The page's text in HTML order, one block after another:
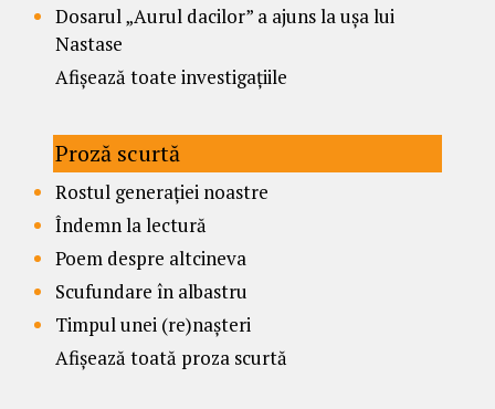
Dosarul „Aurul dacilor” a ajuns la ușa lui
Nastase
Afișează toate investigațiile
Proză scurtă
Rostul generației noastre
Îndemn la lectură
Poem despre altcineva
Scufundare în albastru
Timpul unei (re)nașteri
Afișează toată proza scurtă